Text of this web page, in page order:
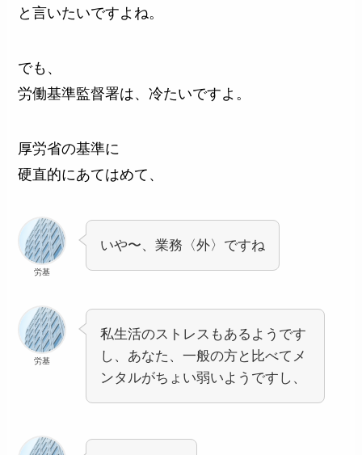
と言いたいですよね。
でも、
労働基準監督署は、冷たいですよ。
厚労省の基準に
硬直的にあてはめて、
労基
いや〜、業務〈外〉ですね
労基
私生活のストレスもあるようです
し、あなた、一般の方と比べてメ
ンタルがちょい弱いようですし、